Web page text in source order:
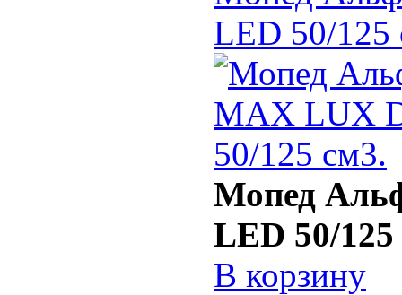
LED 50/125
Мопед
LED 50/
В корзину